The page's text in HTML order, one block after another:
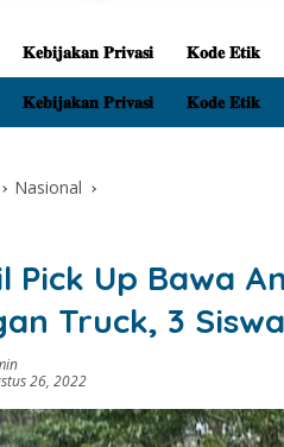
𝐊𝐞𝐛𝐢𝐣𝐚𝐤𝐚𝐧 𝐏𝐫𝐢𝐯𝐚𝐬𝐢 𝐊𝐨𝐝𝐞 𝐄𝐭𝐢𝐤
𝐊𝐞𝐛𝐢𝐣𝐚𝐤𝐚𝐧 𝐏𝐫𝐢𝐯𝐚𝐬𝐢 𝐊𝐨𝐝𝐞 𝐄𝐭𝐢𝐤
Nasional
Pick Up Bawa
Truck, 3
26, 2022